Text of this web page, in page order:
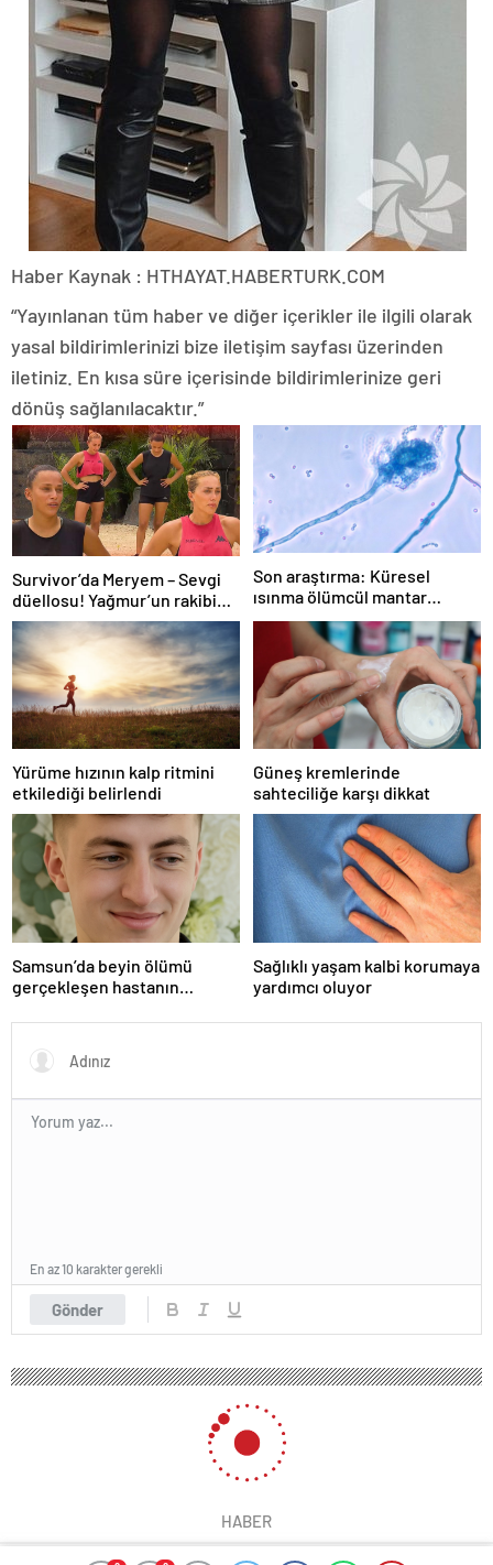
Haber Kaynak : HTHAYAT.HABERTURK.COM
“Yayınlanan tüm haber ve diğer içerikler ile ilgili olarak
yasal bildirimlerinizi bize iletişim sayfası üzerinden
iletiniz. En kısa süre içerisinde bildirimlerinize geri
dönüş sağlanılacaktır.”
Survivor’da Meryem – Sevgi
düellosu! Yağmur’un rakibi
belli oldu
Son araştırma: Küresel
ısınma ölümcül mantar
hastalığını yayabilir
Yürüme hızının kalp ritmini
etkilediği belirlendi
Güneş kremlerinde
sahteciliğe karşı dikkat
Samsun’da beyin ölümü
gerçekleşen hastanın
Sağlıklı yaşam kalbi korumaya
yardımcı oluyor
Gönder
En az 10 karakter gerekli
Yaşlandıkça beyninizi uyarmanın 7
18 Ocak 2025 21:37